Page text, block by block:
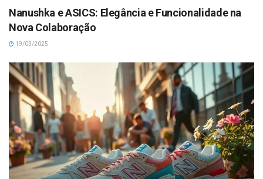
Nanushka e ASICS: Elegância e Funcionalidade na
Nova Colaboração
19/03/2025